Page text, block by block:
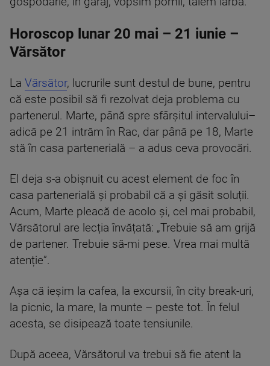
Horoscop lunar 20 mai – 21 iunie –
Vărsător
La Vărsător, lucrurile sunt destul de bune, pentru
că este posibil să fi rezolvat deja problema cu
partenerul. Marte, până spre sfârșitul intervalului–
adică pe 21 intrăm în Rac, dar până pe 18, Marte
stă în casa partenerială – a adus ceva provocări.
El deja s-a obișnuit cu acest element de foc în
casa partenerială și probabil că a și găsit soluții.
Acum, Marte pleacă de acolo și, cel mai probabil,
Vărsătorul are lecția învățată: „Trebuie să am grijă
de partener. Trebuie să-mi pese. Vrea mai multă
atenție”.
Așa că ieșim la cafea, la excursii, în city break-uri,
la picnic, la mare, la munte – peste tot. În felul
acesta, se disipează toate tensiunile.
După aceea, Vărsătorul va trebui să fie atent la